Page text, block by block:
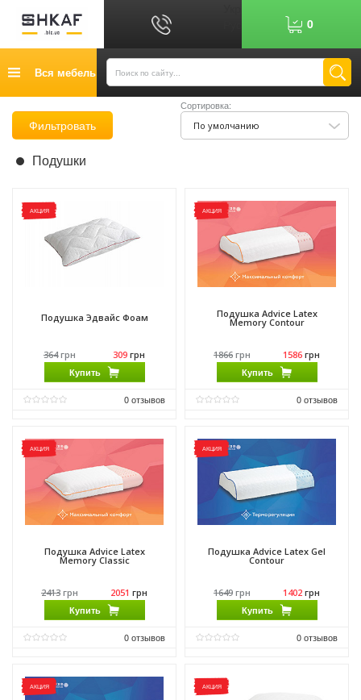
Кредит
Публичный договор
Возврат товара
Доставка
Контакты
0 6 7 Показати номер
0
Вся мебель
Подушки
Фильтровать
Сортировка:
По умолчанию
АКЦИЯ
Подушка Эдвайс Фоам
364 грн 309 грн
Купить
0отзывов
АКЦИЯ
Подушка Advice Latex
Memory Contour
1866 грн 1586 грн
Купить
0отзывов
АКЦИЯ
Подушка Advice Latex
Memory Classic
2413 грн 2051 грн
Купить
0отзывов
АКЦИЯ
Подушка Advice Latex Gel
Contour
1649 грн 1402 грн
Купить
0отзывов
АКЦИЯ АКЦИЯ